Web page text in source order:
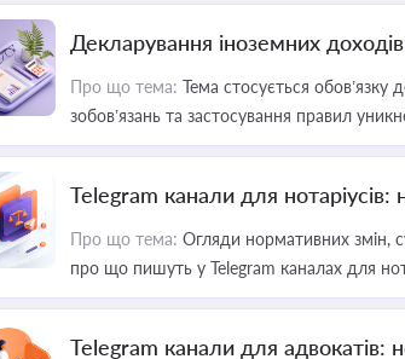
Декларування іноземних доходів
Про що тема: Тема стосується
зобов’язань та застосування правил
Telegram канали для
Про що тема: Огляди нормативних змін,
про що пишуть у Telegram каналах для
Telegram канали для адвокатів: